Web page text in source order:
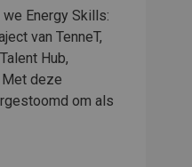
Energy Skills:
van TenneT,
Hub,
deze
om als
ambitie en